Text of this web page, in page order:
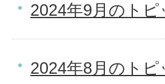
2024年9月のトピ
2024年8月のトピ